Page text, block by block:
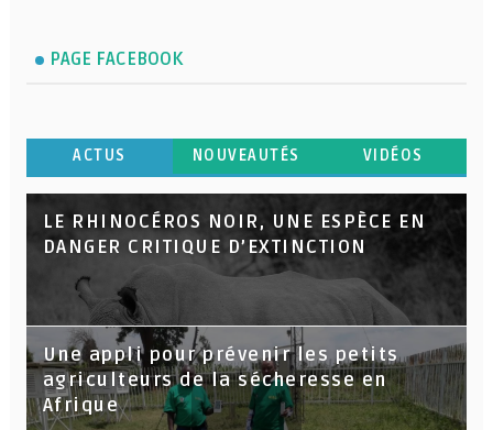
PAGE FACEBOOK
ACTUS NOUVEAUTÉS VIDÉOS
LE RHINOCÉROS NOIR, UNE ESPÈCE EN
DANGER CRITIQUE D’EXTINCTION
Une appli pour prévenir les petits
agriculteurs de la sécheresse en
Afrique